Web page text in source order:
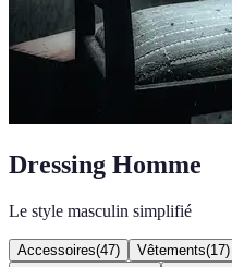
Dressing Homme
Le style masculin simplifié
Accessoires(47) Vêtements(17)